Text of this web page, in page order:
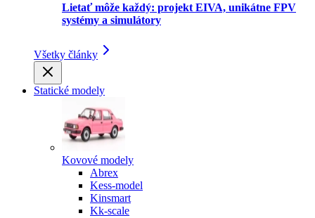
Lietať môže každý: projekt EIVA, unikátne FPV
systémy a simulátory
Všetky články
Statické modely
Kovové modely
Abrex
Kess-model
Kinsmart
Kk-scale